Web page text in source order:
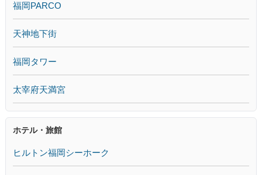
福岡PARCO
天神地下街
福岡タワー
太宰府天満宮
ホテル・旅館
ヒルトン福岡シーホーク